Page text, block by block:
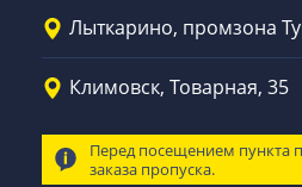
Лыткарино, промзона
Климовск, Товарная, 35
Перед посещением пункта
заказа пропуска.